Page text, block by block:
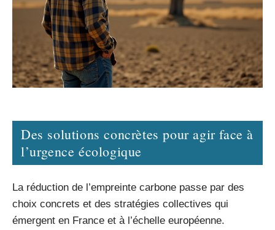
Des solutions concrètes pour agir face à
l’urgence écologique
La réduction de l’empreinte carbone passe par des
choix concrets et des stratégies collectives qui
émergent en France et à l’échelle européenne.